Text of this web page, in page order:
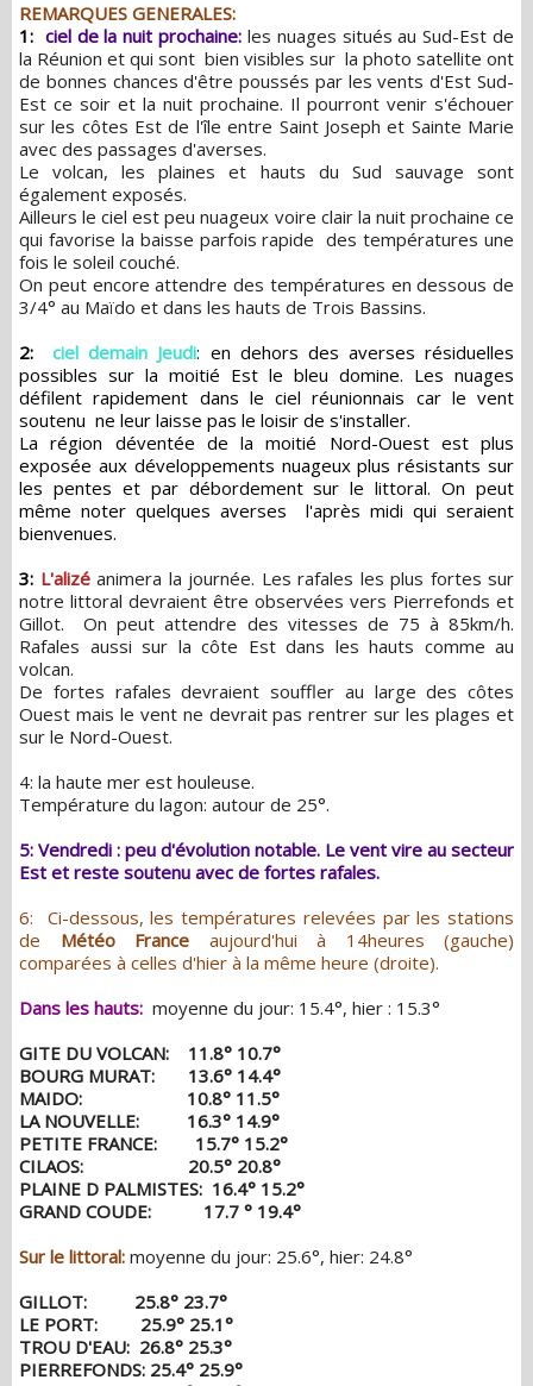
REMARQUES GENERALES:
1: ciel de la nuit prochaine: les nuages situés au Sud-Est de
la Réunion et qui sont bien visibles sur la photo satellite ont
de bonnes chances d'être poussés par les vents d'Est Sud-
Est ce soir et la nuit prochaine. Il pourront venir s'échouer
sur les côtes Est de l'île entre Saint Joseph et Sainte Marie
avec des passages d'averses.
Le volcan, les plaines et hauts du Sud sauvage sont
également exposés.
Ailleurs le ciel est peu nuageux voire clair la nuit prochaine ce
qui favorise la baisse parfois rapide des températures une
fois le soleil couché.
On peut encore attendre des températures en dessous de
3/4° au Maïdo et dans les hauts de Trois Bassins.
2:
ciel demain Jeudi: en dehors des averses résiduelles
possibles sur la moitié Est le bleu domine. Les nuages
défilent rapidement dans le ciel réunionnais car le vent
soutenu ne leur laisse pas le loisir de s'installer.
La région déventée de la moitié Nord-Ouest est plus
exposée aux développements nuageux plus résistants sur
les pentes et par débordement sur le littoral. On peut
même noter quelques averses l'après midi qui seraient
bienvenues.
3: L'alizéanimera la journée. Les rafales les plus fortes sur
notre littoral devraient être observées vers Pierrefonds et
Gillot. On peut attendre des vitesses de 75 à 85km/h.
Rafales aussi sur la côte Est dans les hauts comme au
volcan.
De fortes rafales devraient souffler au large des côtes
Ouest mais le vent ne devrait pas rentrer sur les plages et
sur le Nord-Ouest.
4: la haute mer est houleuse.
Température du lagon: autour de 25°.
5: Vendredi : peu d'évolution notable. Le vent vire au secteur
Est et reste soutenu avec de fortes rafales.
6: Ci-dessous, les températures relevées par les stations
de Météo France aujourd'hui à 14heures (gauche)
comparées à celles d'hier à la même heure (droite).
Dans les hauts: moyenne du jour: 15.4°, hier : 15.3°
GITE DU VOLCAN: 11.8° 10.7°
BOURG MURAT: 13.6° 14.4°
MAIDO: 10.8° 11.5°
LA NOUVELLE: 16.3° 14.9°
PETITE FRANCE: 15.7° 15.2°
CILAOS: 20.5° 20.8°
PLAINE D PALMISTES: 16.4° 15.2°
GRAND COUDE: 17.7 ° 19.4°
Sur le littoral: moyenne du jour: 25.6°, hier: 24.8°
GILLOT: 25.8° 23.7°
LE PORT: 25.9° 25.1°
TROU D'EAU: 26.8° 25.3°
PIERREFONDS: 25.4° 25.9°